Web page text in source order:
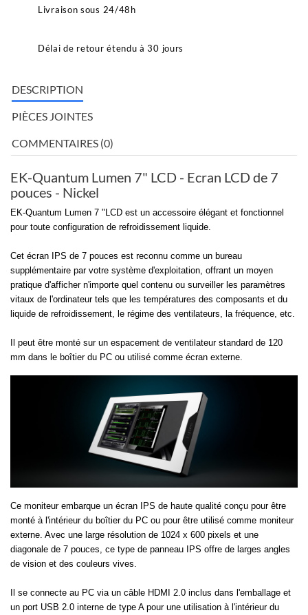
Livraison sous 24/48h
Délai de retour étendu à 30 jours
DESCRIPTION
PIÈCES JOINTES
COMMENTAIRES (0)
EK-Quantum Lumen 7" LCD - Ecran LCD de 7
pouces - Nickel
EK-Quantum Lumen 7 "LCD est un accessoire élégant et fonctionnel
pour toute configuration de refroidissement liquide.
Cet écran IPS de 7 pouces est reconnu comme un bureau
supplémentaire par votre système d'exploitation, offrant un moyen
pratique d'afficher n'importe quel contenu ou surveiller les paramètres
vitaux de l'ordinateur tels que les températures des composants et du
liquide de refroidissement, le régime des ventilateurs, la fréquence, etc.
Il peut être monté sur un espacement de ventilateur standard de 120
mm dans le boîtier du PC ou utilisé comme écran externe.
Ce moniteur embarque un écran IPS de haute qualité conçu pour être
monté à l'intérieur du boîtier du PC ou pour être utilisé comme moniteur
externe. Avec une large résolution de 1024 x 600 pixels et une
diagonale de 7 pouces, ce type de panneau IPS offre de larges angles
de vision et des couleurs vives.
Il se connecte au PC via un câble HDMI 2.0 inclus dans l'emballage et
un port USB 2.0 interne de type A pour une utilisation à l'intérieur du